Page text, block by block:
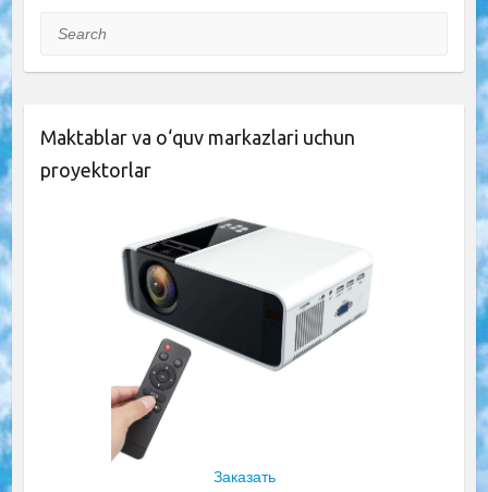
Search
Maktablar va o‘quv markazlari uchun
proyektorlar
Заказать